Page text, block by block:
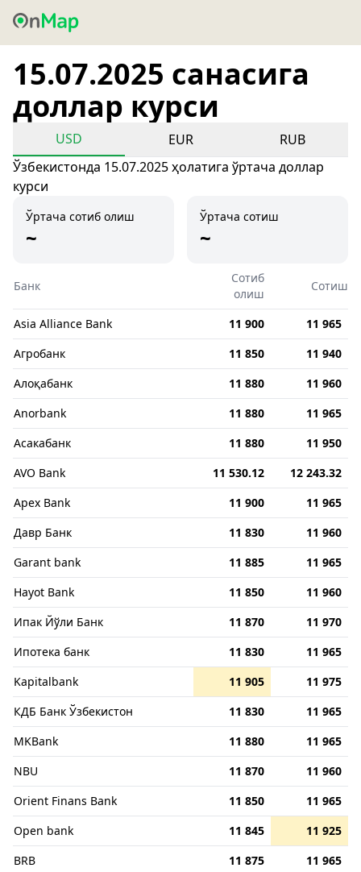
15.07.2025 санасига
доллар курси
USD EUR
RUB
Ўзбекистонда 15.07.2025 ҳолатига ўртача доллар
курси
Ўртача сотиб олиш
~
Ўртача сотиш
~
Банк
Сотиб
олиш
Сотиш
Asia Alliance Bank 11 900
11 965
Агробанк
11 850
11 940
Алоқабанк
11 880
11 960
Anorbank
11 880
11 965
Асакабанк
11 880
11 950
AVO Bank
11 530.12
12 243.32
Apex Bank
11 900
11 965
Давр Банк
11 830
11 960
Garant bank
11 885
11 965
Hayot Bank
11 850
11 960
Ипак Йўли Банк
11 870
11 970
Ипотека банк
11 830
11 965
Kapitalbank
11 905
11 975
КДБ Банк Ўзбекистон
11 830
11 965
MKBank
11 880
11 965
NBU
11 870
11 960
Orient Finans Bank
11 850
11 965
Open bank
11 845
11 925
BRB
11 875
11 965